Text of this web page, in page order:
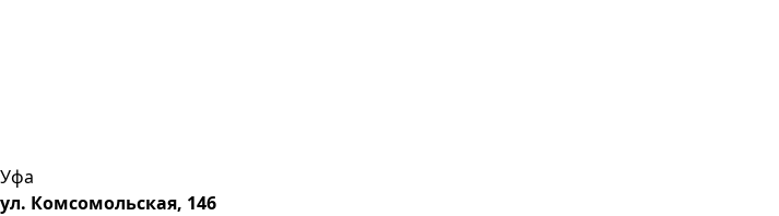
Уфа
ул. Комсомольская, 146